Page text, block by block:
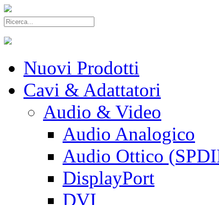
Nuovi Prodotti
Cavi & Adattatori
Audio & Video
Audio Analogico
Audio Ottico
DisplayPort
DVI